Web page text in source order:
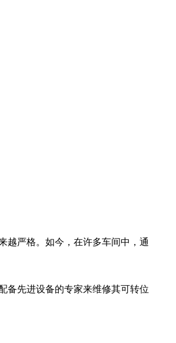
越严格。如今，在许多车间中，通
备先进设备的专家来维修其可转位